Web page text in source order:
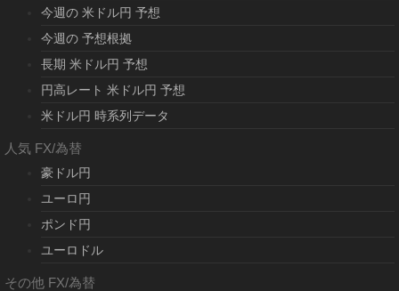
今週の 米ドル円 予想
今週の 予想根拠
長期 米ドル円 予想
円高レート 米ドル円 予想
米ドル円 時系列データ
人気 FX/為替
豪ドル円
ユーロ円
ポンド円
ユーロドル
その他 FX/為替